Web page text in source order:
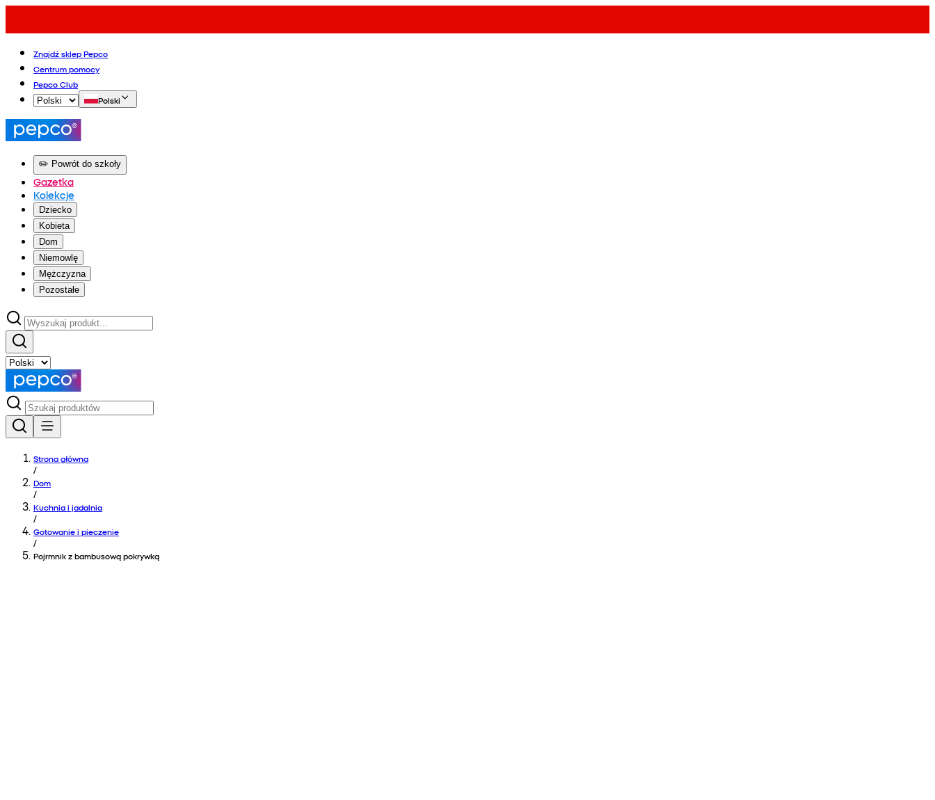
Znajdź sklep Pepco
Centrum pomocy
Pepco Club
Polski
✏️ Powrót do szkoły
Gazetka
Kolekcje
Dziecko
Kobieta
Dom
Niemowlę
Mężczyzna
Pozostałe
Strona główna
/
Dom
/
Kuchnia i jadalnia
/
Gotowanie i pieczenie
/
Pojrmnik z bambusową pokrywką